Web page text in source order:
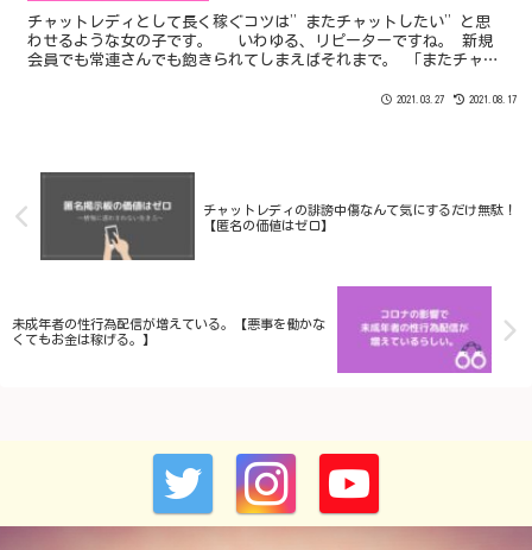
チャットレディとして長く稼ぐコツは”またチャットしたい”と思
わせるような女の子です。 いわゆる、リピーターですね。 新規
会員でも常連さんでも飽きられてしまえばそれまで。 「またチャッ
2021.03.27 2021.08.17
チャットレディの誹謗中傷なんて気にするだけ無駄！
【匿名の価値はゼロ】
未成年者の性行為配信が増えている。【悪事を働かな
くてもお金は稼げる。】